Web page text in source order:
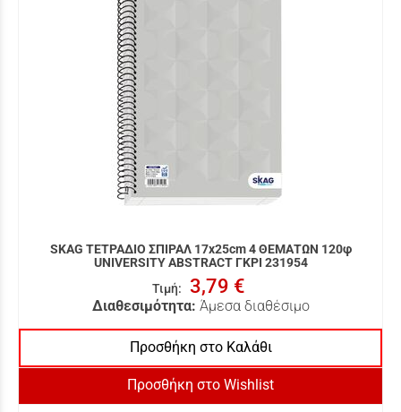
SKAG ΤΕΤΡΑΔΙΟ ΣΠΙΡΑΛ 17x25cm 4 ΘΕΜΑΤΩΝ 120φ
UNIVERSITY ABSTRACT ΓΚΡΙ 231954
Τιμή: 3,79 €
Διαθεσιμότητα: Άμεσα διαθέσιμο
Προσθήκη στο Καλάθι
Προσθήκη στο Wishlist